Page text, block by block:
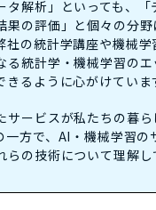
タ解析」といっても、「
果の評価」と個々の分
社の統計学講座や機械
る統計学・機械学習の
きるように心がけていま
サービスが私たちの暮
方で、AI・機械学習の
らの技術について理解